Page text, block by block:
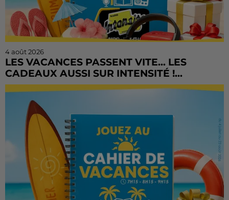
4 août 2026
LES VACANCES PASSENT VITE... LES
CADEAUX AUSSI SUR INTENSITÉ !...
L'été file à toute vitesse, mais il est encore temps de
sur Radio Intensité avec des centaines de...